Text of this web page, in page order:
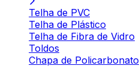
Telha de PVC
Telha de Plástico
Telha de Fibra de Vidro
Toldos
Chapa de Policarbonato